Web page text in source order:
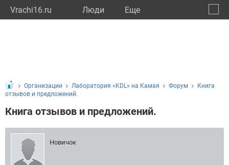
Vrachi16.ru Люди Eще
Организации Лаборатория «KDL» на Камая Форум
Книга
отзывов и предложений.
Книга отзывов и предложений.
Новичок